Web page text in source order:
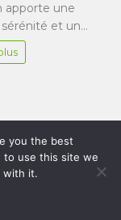
apporte une
et un…
et de son
you the best
to use this site we
with it.